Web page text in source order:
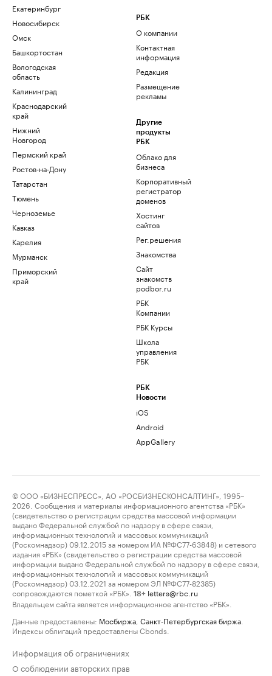
Екатеринбург
Новосибирск
Омск
Башкортостан
Вологодская
область
Калининград
Краснодарский
край
Нижний
Новгород
Пермский край
Ростов-на-Дону
Татарстан
Тюмень
Черноземье
Кавказ
Карелия
Мурманск
Приморский
край
РБК
О компании
Контактная
информация
Редакция
Размещение
рекламы
Другие
продукты
РБК
Облако для
бизнеса
Корпоративный
регистратор
доменов
Хостинг
сайтов
Рег.решения
Знакомства
Сайт
знакомств
podbor.ru
РБК
Компании
РБК Курсы
Школа
управления
РБК
РБК
Новости
iOS
Android
AppGallery
© ООО «БИЗНЕСПРЕСС», АО «РОСБИЗНЕСКОНСАЛТИНГ», 1995–
2026. Сообщения и материалы информационного агентства «РБК»
(свидетельство о регистрации средства массовой информации
выдано Федеральной службой по надзору в сфере связи,
информационных технологий и массовых коммуникаций
(Роскомнадзор) 09.12.2015 за номером ИА №ФС77-63848) и сетевого
издания «РБК» (свидетельство о регистрации средства массовой
информации выдано Федеральной службой по надзору в сфере связи,
информационных технологий и массовых коммуникаций
(Роскомнадзор) 03.12.2021 за номером ЭЛ №ФС77-82385)
сопровождаются пометкой «РБК».
18+ letters@rbc.ru
Владельцем сайта является информационное агентство «РБК».
Данные предоставлены: Мосбиржа Санкт-Петербургская биржа
Индексы облигаций предоставлены Cbonds.
Информация об ограничениях
О соблюдении авторских прав